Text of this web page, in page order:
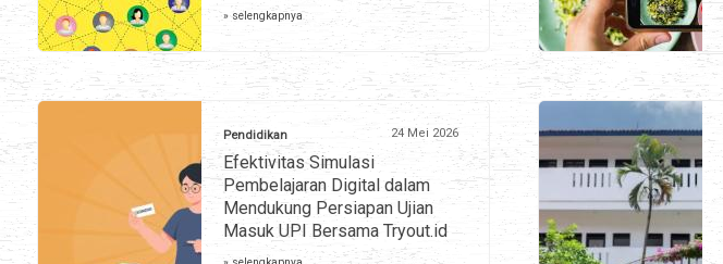
» selengkapnya
Pendidikan 24 Mei 2026
Efektivitas Simulasi
Pembelajaran Digital dalam
Mendukung Persiapan Ujian
Masuk UPI Bersama Tryout.id